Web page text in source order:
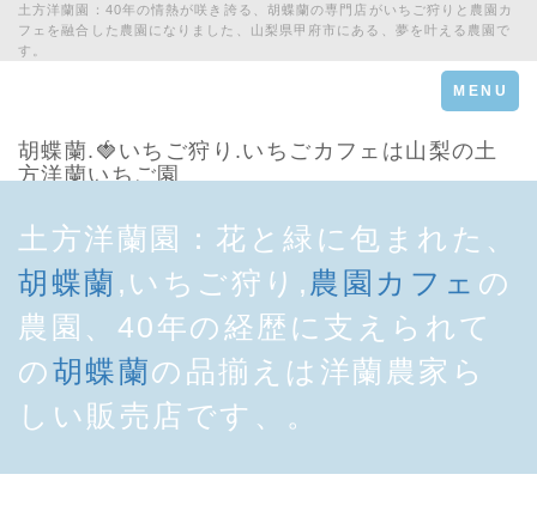
土方洋蘭園：40年の情熱が咲き誇る、胡蝶蘭の専門店がいちご狩りと農園カ
フェを融合した農園になりました、山梨県甲府市にある、夢を叶える農園で
す。
Toggle
navigation
MENU
胡蝶蘭.🍓いちご狩り.いちごカフェは山梨の土
方洋蘭いちご園
土方洋蘭園：花と緑に包まれた、
胡蝶蘭 ,いちご狩り, 農園カフェ の
農園、40年の経歴に支えられて
の胡蝶蘭の品揃えは洋蘭農家ら
しい販売店です、。